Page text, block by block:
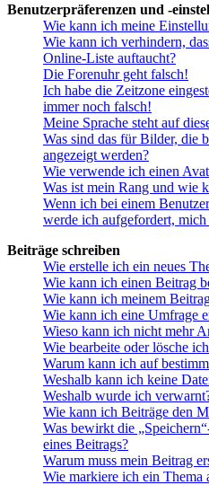
Benutzerpräferenzen und -
Wie kann ich meine
Wie kann ich verhindern,
Online-Liste auftaucht?
Die Forenuhr geht falsch!
Ich habe die Zeitzone
immer noch falsch!
Meine Sprache steht auf
Was sind das für Bilder, die
angezeigt werden?
Wie verwende ich einen
Was ist mein Rang und wie
Wenn ich bei einem
werde ich aufgefordert, mich
Beiträge schreiben
Wie erstelle ich ein neues
Wie kann ich einen Beitrag
Wie kann ich meinem
Wie kann ich eine Umfrage
Wieso kann ich nicht mehr
Wie bearbeite oder lösche
Warum kann ich auf
Weshalb kann ich keine
Weshalb wurde ich
Wie kann ich Beiträge den
Was bewirkt die
eines Beitrags?
Warum muss mein Beitrag
Wie markiere ich ein Thema